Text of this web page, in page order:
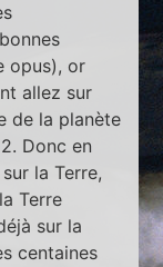
opus), or
allez sur
de la planète
Donc en
la Terre,
Terre
sur la
centaines